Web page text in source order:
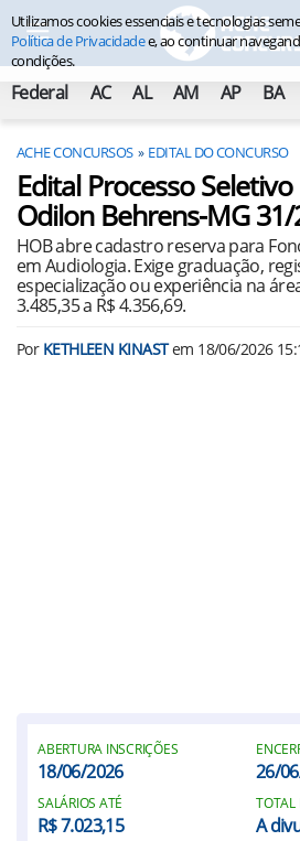
Federal AC AL AM AP BA
ACHE CONCURSOS EDITAL DO CONCURSO
Edital Processo
Odilon Behrens-MG
HOB abre cadastro reserva para
em Audiologia. Exige graduação,
especialização ou experiência na
3.485,35 a R$ 4.356,69.
Por KETHLEEN KINASTem 18/06/2026
ABERTURA INSCRIÇÕES
18/06/2026 26/
SALÁRIOS ATÉ
R$ 7.023,15
TOTAL
A
Utilizamos cookies essenciais e tecnologias
Política de Privacidadee, ao continuar
condições.